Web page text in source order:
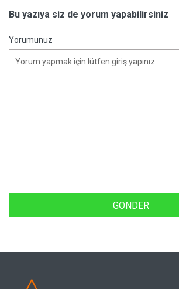
Bu yazıya siz de yorum yapabilirsiniz
Yorumunuz